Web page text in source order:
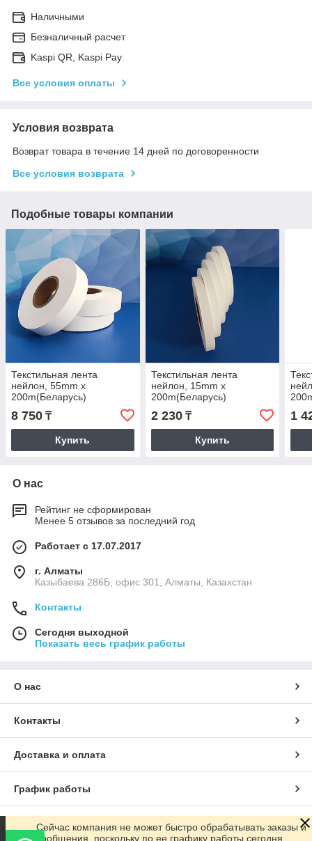
Наличными
Безналичный расчет
Kaspi QR, Kaspi Pay
Все условия оплаты
Условия возврата
Возврат товара в течение 14 дней по договоренности
Все условия возврата
Подобные товары компании
Текстильная лента
нейлон, 55mm x
200m(Беларусь)
8 750 ₸
Купить
Текстильная лента
нейлон, 15mm x
200m(Беларусь)
2 230₸
Купить
1
О нас
Рейтинг не сформирован
Менее 5 отзывов за последний год
Работает с 17.07.2017
г. Алматы
Казыбаева 286Б, офис 301, Алматы, Казахстан
Контакты
Сегодня выходной
Показать весь график работы
О нас
Контакты
Доставка и оплата
График работы
Полная версия сайта
Сейчас компания не может быстро обрабатывать заказы и
сообщения, поскольку по ее графику работы сегодня